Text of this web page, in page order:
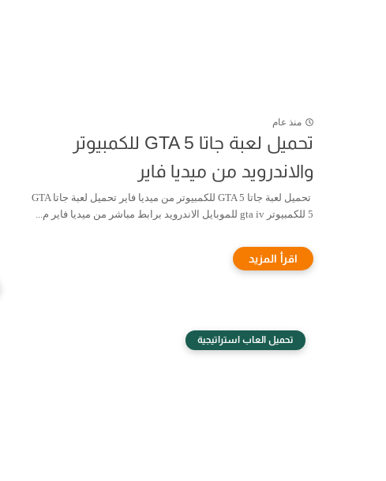
منذ عام
تحميل لعبة جاتا GTA 5 للكمبيوتر
والاندرويد من ميديا فاير
تحميل لعبة جاتا GTA 5 للكمبيوتر من ميديا فاير تحميل لعبة جاتا GTA
5 للكمبيوتر gta iv للموبايل الاندرويد برابط مباشر من ميديا فاير م...
تحميل العاب استراتيجية